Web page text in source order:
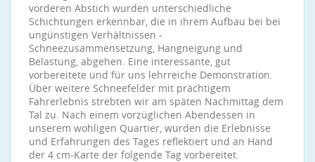
vorderen Abstich wurden unterschiedliche
Schichtungen erkennbar, die in ihrem Aufbau bei bei
ungünstigen Verhältnissen -
Schneezusammensetzung, Hangneigung und
Belastung, abgehen. Eine interessante, gut
vorbereitete und für uns lehrreiche Demonstration.
Über weitere Schneefelder mit prächtigem
Fahrerlebnis strebten wir am späten Nachmittag dem
Tal zu. Nach einem vorzüglichen Abendessen in
unserem wohligen Quartier, wurden die Erlebnisse
und Erfahrungen des Tages reflektiert und an Hand
der 4 cm-Karte der folgende Tag vorbereitet.